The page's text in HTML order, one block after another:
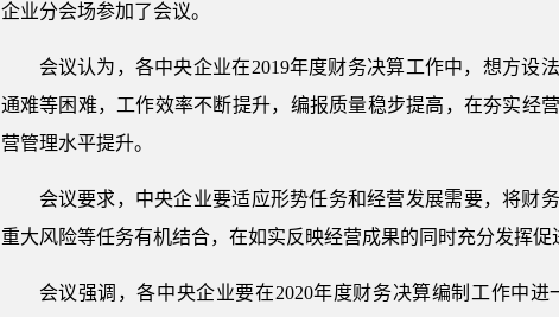
企业分会场参加了会议。
会议认为，各中央企业在2019年度财务决算工作中，想方
通难等困难，工作效率不断提升，编报质量稳步提高，在夯实经
营管理水平提升。
会议要求，中央企业要适应形势任务和经营发展需要，将财
重大风险等任务有机结合，在如实反映经营成果的同时充分发挥
会议强调，各中央企业要在2020年度财务决算编制工作中